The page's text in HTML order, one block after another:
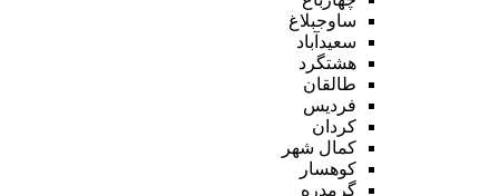
ساوجبلاغ
سعیدآباد
هشتگرد
طالقان
فردیس
کردان
کمال شهر
کوهسار
گرمدره